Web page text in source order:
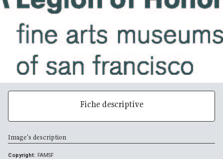
Fiche descriptive
Image's description
Copyright: FAMSF